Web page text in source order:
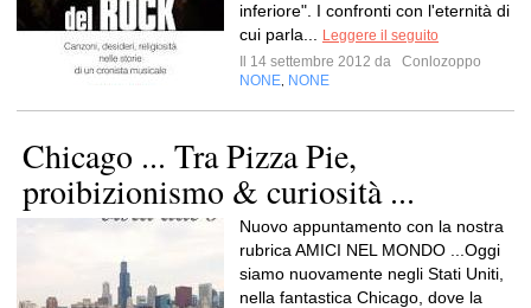
inferiore". I confronti con l'eternità di
cui parla...
Leggere il seguito
Il 14 settembre 2012 da
Conlozoppo
NONE NONE
Chicago ... Tra Pizza Pie,
proibizionismo & curiosità ...
Nuovo appuntamento con la nostra
rubrica AMICI NEL MONDO ...Oggi
siamo nuovamente negli Stati Uniti,
nella fantastica Chicago, dove la